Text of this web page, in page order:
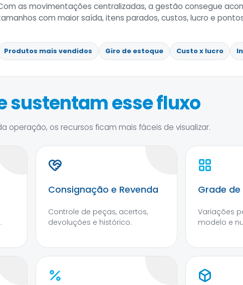
as movimentações centralizadas, a gestão consegue
com maior saída, itens parados, custos, lucro e
Produtos mais vendidos Giro de estoque Custo x lucro
sustentam esse fluxo
operação, os recursos ficam mais fáceis de visualizar.
Consignação e Revenda
Controle de peças, acertos,
devoluções e histórico.
Grade
Variações
modelo e